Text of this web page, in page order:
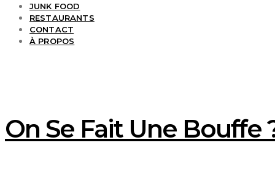
JUNK FOOD
RESTAURANTS
CONTACT
À PROPOS
On Se Fait Une Bouffe